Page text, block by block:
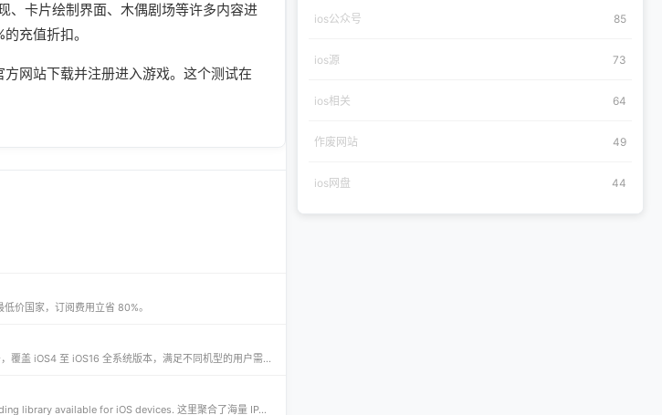
、卡片绘制界面、木偶剧场等许多内容进
充值折扣。
网站下载并注册进入游戏。这个测试在
价国家，订阅费用立省 80%。
iPA资源一站式下载平台——ipapark.com ipapark.com 专注提供 iPhone、iPad、iPod 软体的 IPA 文件下载服务，覆盖 iOS4 至 iOS16 全系统版本，满足不同机型的用户需求。无论是正版砸壳、开心版软件，还是越狱插件、免费证书，都可在本站快速获取。 核心优势 **全网最全 ip
CyPwn IPA Library——最全的 iOS Sideloading 资源库 The CyPwn IPA Library is the most complete sideloading library available for iOS devices. 这里聚合了海量 IPA 包，覆盖 Jailbreak
ios公众号 85
ios源 73
ios相关 64
作废网站 49
ios网盘 44